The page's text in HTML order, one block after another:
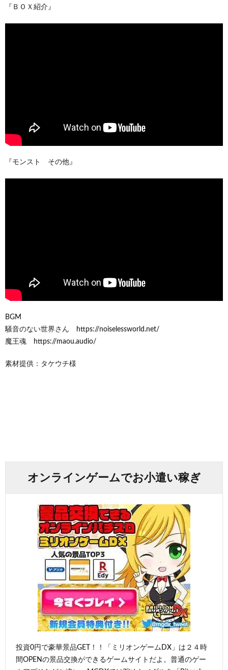
『ＢＯＸ紹介』
『モンスト その他』
BGM
騒音のない世界さん https://noiselessworld.net/
魔王魂 https://maou.audio/
素材提供：タケウチ様
オンラインゲームでお小遣い稼ぎ
投資0円で豪華景品GET！！「ミリオンゲームDX」は２４時
間OPENの景品交換ができるゲームサイトだよ。普通のゲー